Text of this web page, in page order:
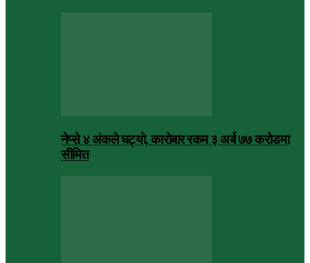
नेप्से ४ अंकले घट्यो, कारोबार रकम ३ अर्ब ७७ करोडमा
सीमित